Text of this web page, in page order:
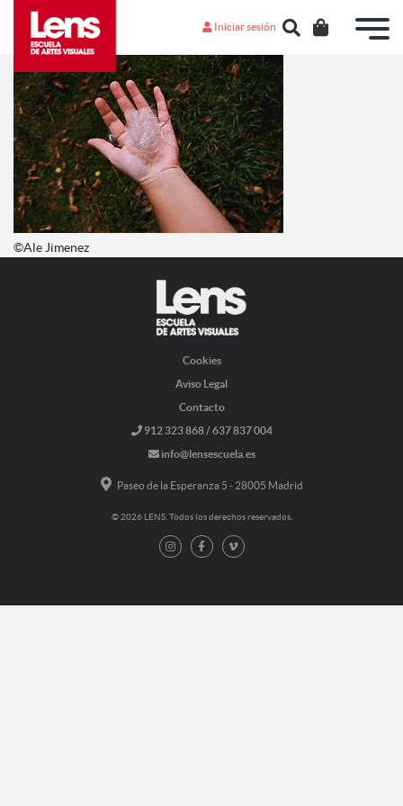
Iniciar sesión
©Ale Jimenez
Cookies
Aviso Legal
Contacto
912 323 868 / 637 837 004
info@lensescuela.es
Paseo de la Esperanza 5 - 28005 Madrid
© 2026 LENS. Todos los derechos reservados.